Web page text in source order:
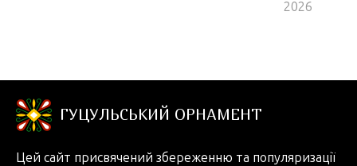
2026
ГУЦУЛЬСЬКИЙ ОРНАМЕНТ
Цей сайт присвячений збереженню та популяризації